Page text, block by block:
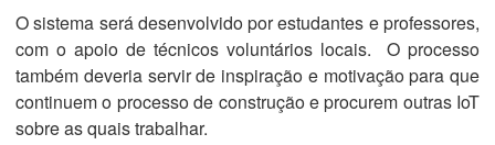
O sistema será desenvolvido por estudantes e professores,
com o apoio de técnicos voluntários locais. O processo
também deveria servir de inspiração e motivação para que
continuem o processo de construção e procurem outras IoT
sobre as quais trabalhar.